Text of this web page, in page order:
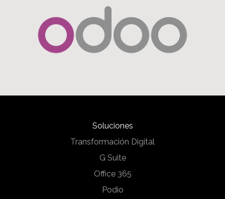
Soluciones
Transformación Digital
G Suite
Office 365
Podio